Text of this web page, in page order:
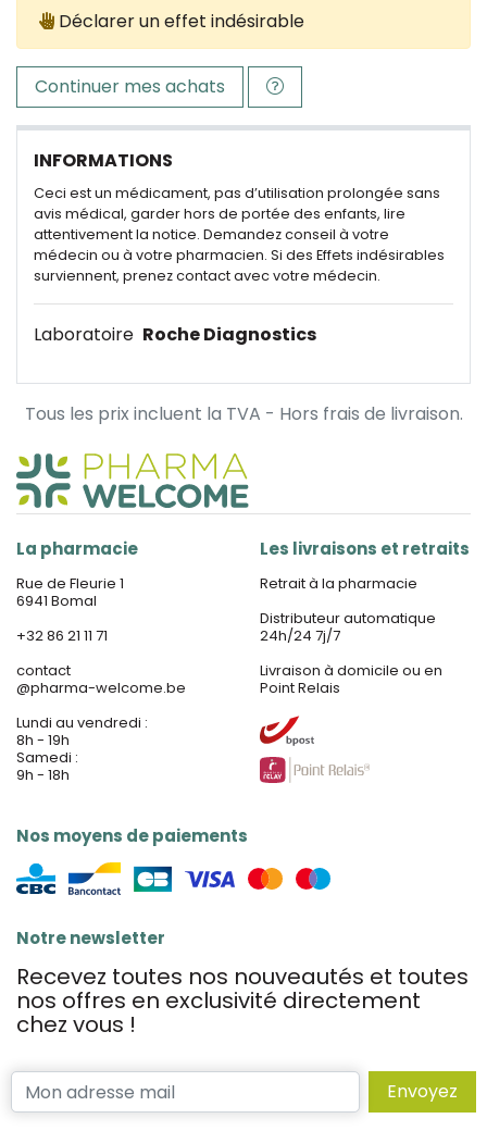
Déclarer un effet indésirable
Continuer mes achats
INFORMATIONS
Ceci est un médicament, pas d’utilisation prolongée sans
avis médical, garder hors de portée des enfants, lire
attentivement la notice. Demandez conseil à votre
médecin ou à votre pharmacien. Si des Effets indésirables
surviennent, prenez contact avec votre médecin.
Laboratoire Roche Diagnostics
Tous les prix incluent la TVA - Hors frais de livraison.
La pharmacie
Rue de Fleurie 1
6941 Bomal
+32 86 21 11 71
contact
@pharma-welcome.be
Lundi au vendredi :
8h - 19h
Samedi :
9h - 18h
Nos moyens de paiements
Les livraisons et retraits
Retrait à la pharmacie
Distributeur automatique
24h/24 7j/7
Livraison à domicile ou en
Point Relais
Notre newsletter
Recevez toutes nos nouveautés et toutes
nos offres en exclusivité directement
chez vous !
Envoyez